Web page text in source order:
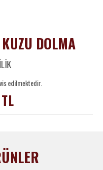
DOLMA
edilmektedir.